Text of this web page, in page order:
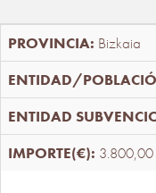
Bizkaia
3.800,00